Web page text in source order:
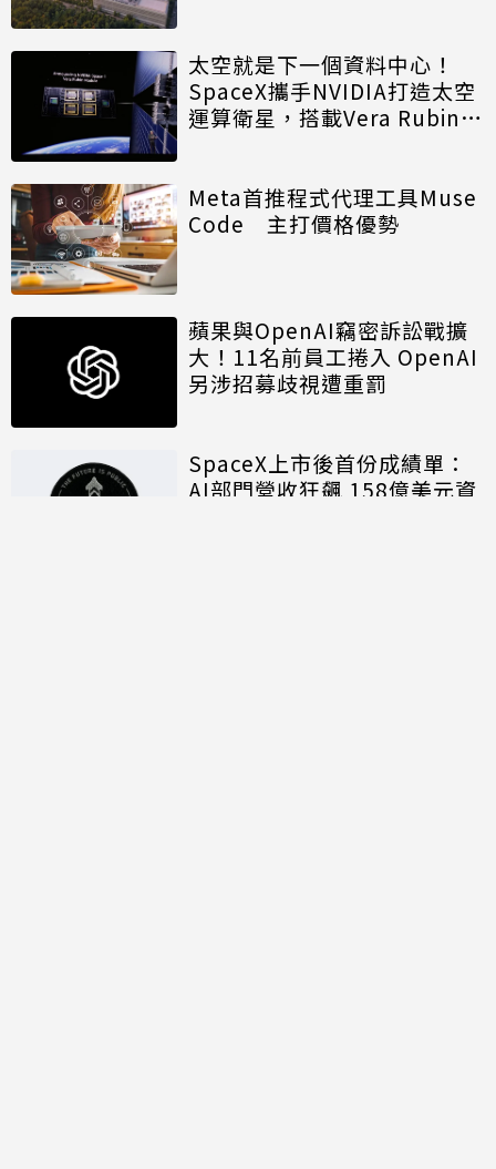
太空就是下一個資料中心！
SpaceX攜手NVIDIA打造太空
運算衛星，搭載Vera Rubin運
Meta首推程式代理工具Muse
Code 主打價格優勢
蘋果與OpenAI竊密訴訟戰擴
大！11名前員工捲入 OpenAI
另涉招募歧視遭重罰
SpaceX上市後首份成績單：
AI部門營收狂飆 158億美元資